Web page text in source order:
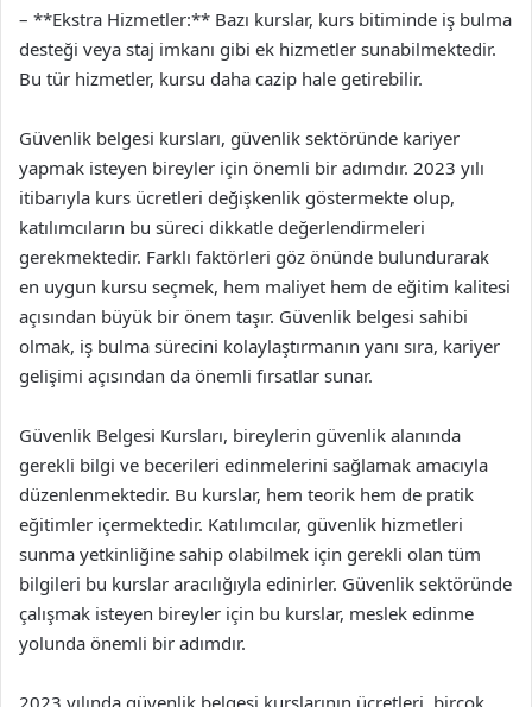
– **Ekstra Hizmetler:** Bazı kurslar, kurs bitiminde iş bulma
desteği veya staj imkanı gibi ek hizmetler sunabilmektedir.
Bu tür hizmetler, kursu daha cazip hale getirebilir.
Güvenlik belgesi kursları, güvenlik sektöründe kariyer
yapmak isteyen bireyler için önemli bir adımdır. 2023 yılı
itibarıyla kurs ücretleri değişkenlik göstermekte olup,
katılımcıların bu süreci dikkatle değerlendirmeleri
gerekmektedir. Farklı faktörleri göz önünde bulundurarak
en uygun kursu seçmek, hem maliyet hem de eğitim kalitesi
açısından büyük bir önem taşır. Güvenlik belgesi sahibi
olmak, iş bulma sürecini kolaylaştırmanın yanı sıra, kariyer
gelişimi açısından da önemli fırsatlar sunar.
Güvenlik Belgesi Kursları, bireylerin güvenlik alanında
gerekli bilgi ve becerileri edinmelerini sağlamak amacıyla
düzenlenmektedir. Bu kurslar, hem teorik hem de pratik
eğitimler içermektedir. Katılımcılar, güvenlik hizmetleri
sunma yetkinliğine sahip olabilmek için gerekli olan tüm
bilgileri bu kurslar aracılığıyla edinirler. Güvenlik sektöründe
çalışmak isteyen bireyler için bu kurslar, meslek edinme
yolunda önemli bir adımdır.
2023 yılında güvenlik belgesi kurslarının ücretleri, birçok